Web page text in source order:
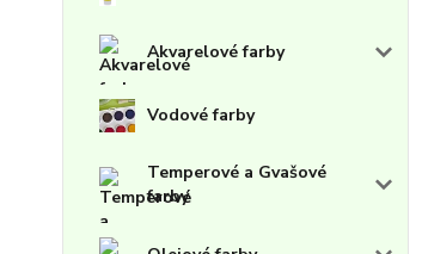
Akvarelové farby
Vodové farby
Temperové a Gvašové
farby